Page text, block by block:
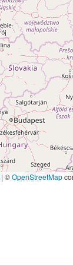
| ©OpenStreetMap